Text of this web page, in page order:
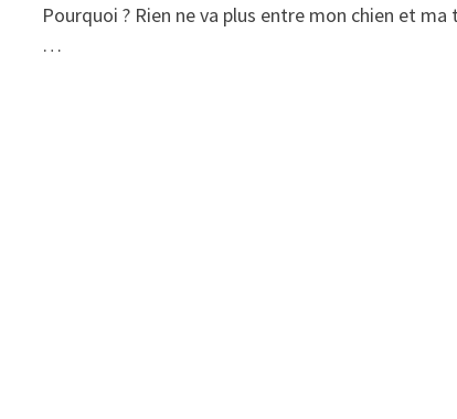
Pourquoi ? Rien ne va plus entre mon chien et ma
…